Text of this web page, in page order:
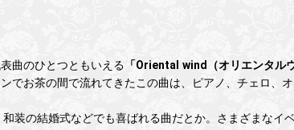
曲のひとつともいえる 「Oriental wind（オリエンタル
でお茶の間で流れてきたこの曲は、ピアノ、チェロ、
装の結婚式などでも喜ばれる曲だとか。さまざまな